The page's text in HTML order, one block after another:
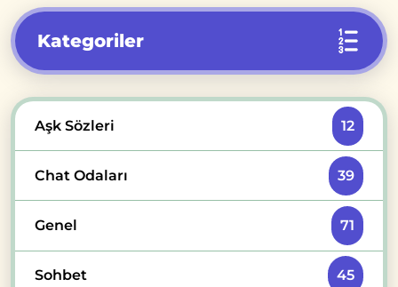
Kategoriler
Aşk Sözleri 12
Chat Odaları 39
Genel 71
Sohbet 45